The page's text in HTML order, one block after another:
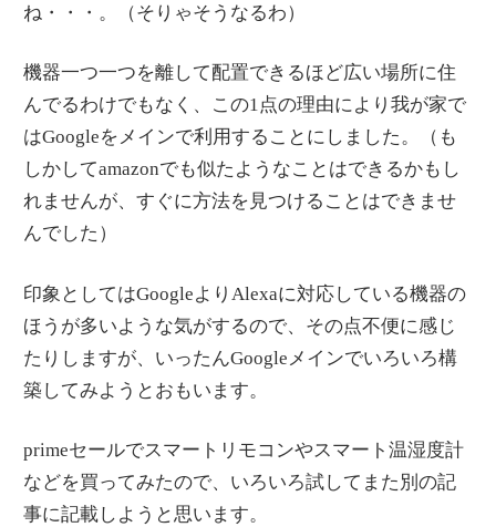
ね・・・。（そりゃそうなるわ）
機器一つ一つを離して配置できるほど広い場所に住
んでるわけでもなく、この1点の理由により我が家で
はGoogleをメインで利用することにしました。（も
しかしてamazonでも似たようなことはできるかもし
れませんが、すぐに方法を見つけることはできませ
んでした）
印象としてはGoogleよりAlexaに対応している機器の
ほうが多いような気がするので、その点不便に感じ
たりしますが、いったんGoogleメインでいろいろ構
築してみようとおもいます。
primeセールでスマートリモコンやスマート温湿度計
などを買ってみたので、いろいろ試してまた別の記
事に記載しようと思います。